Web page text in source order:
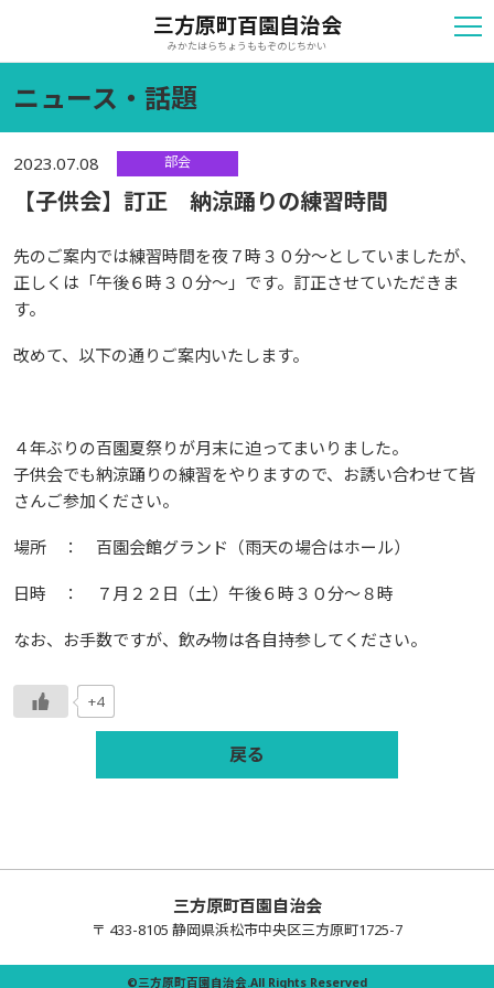
三方原町百園自治会
みかたはらちょうももぞのじちかい
ニュース・話題
2023.07.08 部会
【子供会】訂正 納涼踊りの練習時間
先のご案内では練習時間を夜７時３０分～としていましたが、
正しくは「午後６時３０分～」です。訂正させていただきま
す。
改めて、以下の通りご案内いたします。
４年ぶりの百園夏祭りが月末に迫ってまいりました。
子供会でも納涼踊りの練習をやりますので、お誘い合わせて皆
さんご参加ください。
場所 ： 百園会館グランド（雨天の場合はホール）
日時 ： ７月２２日（土）午後６時３０分～８時
なお、お手数ですが、飲み物は各自持参してください。
+4
戻る
三方原町百園自治会
〒 433-8105 静岡県浜松市中央区三方原町1725-7
©三方原町百園自治会.All Rights Reserved